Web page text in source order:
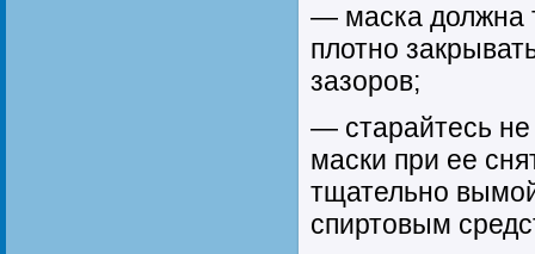
— маска должна
плотно
зазоров;
— старайтесь не
маски при ее
тщательно
спиртовым